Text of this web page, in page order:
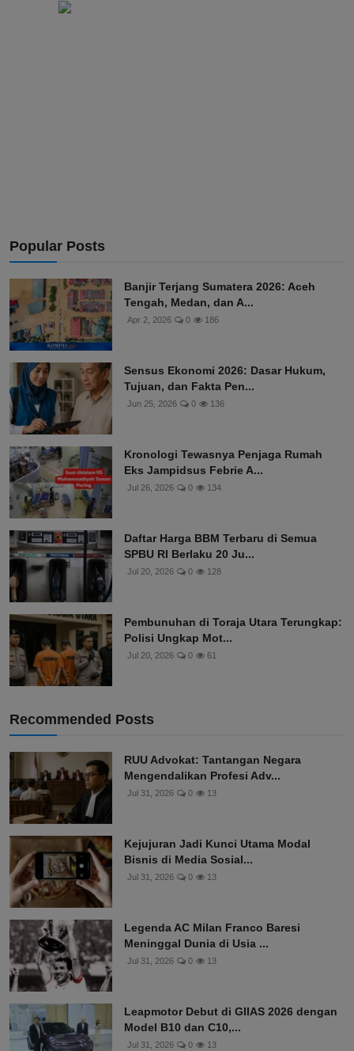
Popular Posts
Banjir Terjang Sumatera 2026: Aceh
Tengah, Medan, dan A...
Apr 2, 2026 0 186
Sensus Ekonomi 2026: Dasar Hukum,
Tujuan, dan Fakta Pen...
Jun 25, 2026 0 136
Kronologi Tewasnya Penjaga Rumah
Eks Jampidsus Febrie A...
Jul 26, 2026 0 134
Daftar Harga BBM Terbaru di Semua
SPBU RI Berlaku 20 Ju...
Jul 20, 2026 0 128
Pembunuhan di Toraja Utara Terungkap:
Polisi Ungkap Mot...
Jul 20, 2026 0 61
Recommended Posts
RUU Advokat: Tantangan Negara
Mengendalikan Profesi Adv...
Jul 31, 2026 0 13
Kejujuran Jadi Kunci Utama Modal
Bisnis di Media Sosial...
Jul 31, 2026 0 13
Legenda AC Milan Franco Baresi
Meninggal Dunia di Usia ...
Jul 31, 2026 0 13
Leapmotor Debut di GIIAS 2026 dengan
Model B10 dan C10,...
Jul 31, 2026 0 13